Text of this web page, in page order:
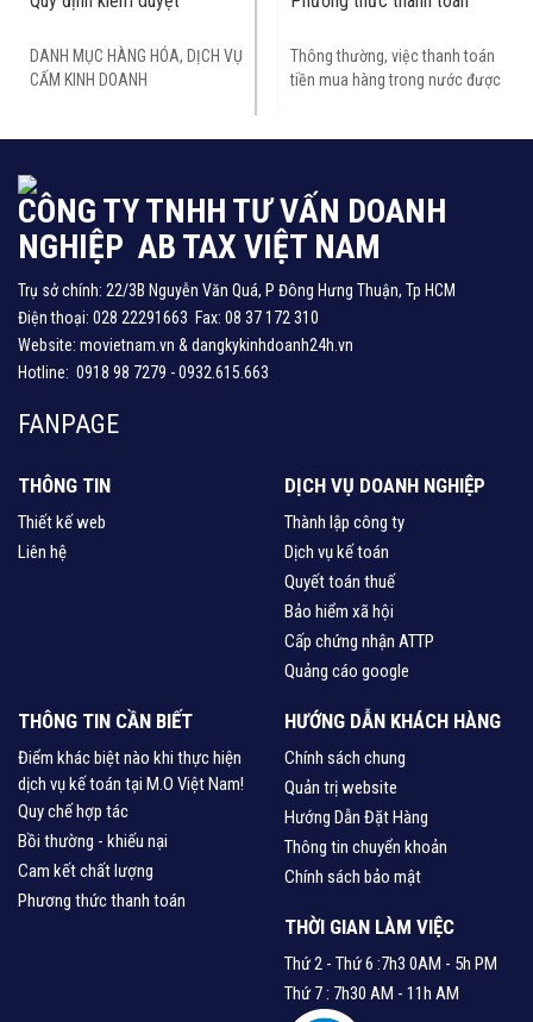
DANH MỤC HÀNG HÓA, DỊCH VỤ
CẤM KINH DOANH
Thông thường, việc thanh toán
tiền mua hàng trong nước được
CÔNG TY TNHH TƯ VẤN DOANH
NGHIỆP AB TAX VIỆT NAM
Trụ sở chính: 22/3B Nguyễn Văn Quá, P Đông Hưng Thuận, Tp HCM
Điện thoại: 028 22291663 Fax: 08 37 172 310
Website: movietnam.vn & dangkykinhdoanh24h.vn
Hotline: 0918 98 7279 - 0932.615.663
FANPAGE
THÔNG TIN
Thiết kế web
Liên hệ
DỊCH VỤ DOANH NGHIỆP
Thành lập công ty
Dịch vụ kế toán
Quyết toán thuế
Bảo hiểm xã hội
Cấp chứng nhận ATTP
Quảng cáo google
THÔNG TIN CẦN BIẾT
Điểm khác biệt nào khi thực hiện
dịch vụ kế toán tại M.O Việt Nam!
Quy chế hợp tác
Bồi thường - khiếu nại
Cam kết chất lượng
Phương thức thanh toán
HƯỚNG DẪN KHÁCH HÀNG
Chính sách chung
Quản trị website
Hướng Dẫn Đặt Hàng
Thông tin chuyển khoản
Chính sách bảo mật
THỜI GIAN LÀM VIỆC
Thứ 2 - Thứ 6 :7h3 0AM - 5h PM
Thứ 7 : 7h30 AM - 11h AM